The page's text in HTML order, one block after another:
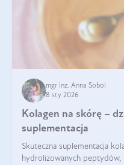
mgr inż. Anna Sobol
8 sty 2026
Kolagen na skórę –
suplementacja
Skuteczna suplementacja
hydrolizowanych peptydów,